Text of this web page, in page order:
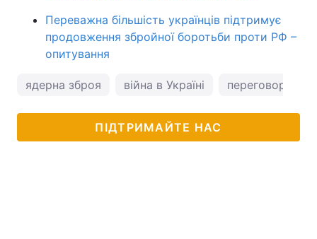
Переважна більшість українців підтримує
продовження збройної боротьби проти РФ –
опитування
ядерна зброя війна в Україні переговори з
ПІДТРИМАЙТЕ НАС